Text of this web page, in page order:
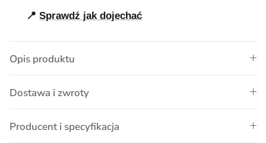
📍 Sprawdź jak dojechać
Opis produktu
Dostawa i zwroty
Producent i specyfikacja